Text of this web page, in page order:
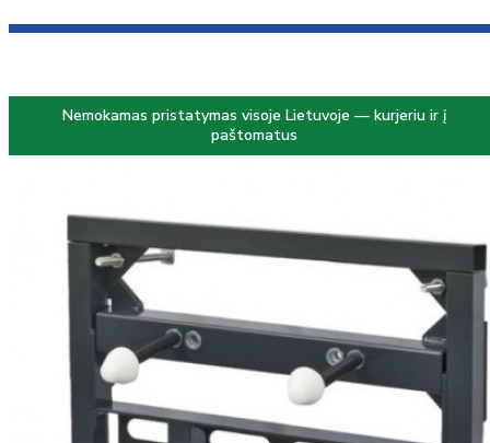
Nemokamas pristatymas visoje Lietuvoje — kurjeriu ir į
paštomatus